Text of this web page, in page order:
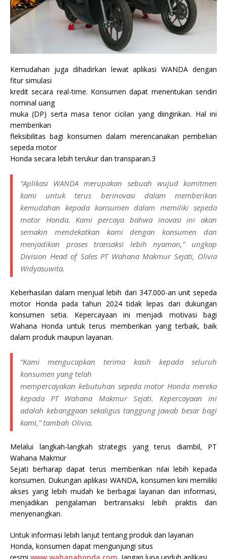
Kemudahan juga dihadirkan lewat aplikasi WANDA dengan
fitur simulasi
kredit secara real-time. Konsumen dapat menentukan sendiri
nominal uang
muka (DP) serta masa tenor cicilan yang diinginkan. Hal ini
memberikan
fleksibilitas bagi konsumen dalam merencanakan pembelian
sepeda motor
Honda secara lebih terukur dan transparan.3
“Aplikasi WANDA merupakan sebuah wujud komitmen
kami untuk terus berinovasi dalam memberikan
kemudahan kepada konsumen dalam memiliki sepeda
motor Honda. Kami percaya bahwa inovasi ini akan
semakin mendekatkan kami dengan konsumen dan
menjadikan proses transaksi lebih nyaman,” ungkap
Division Head of Sales PT Wahana Makmur Sejati, Olivia
Widyasuwita.
Keberhasilan dalam menjual lebih dari 347.000-an unit sepeda
motor Honda pada tahun 2024 tidak lepas dari dukungan
konsumen setia. Kepercayaan ini menjadi motivasi bagi
Wahana Honda untuk terus memberikan yang terbaik, baik
dalam produk maupun layanan.
“Kami mengucapkan terima kasih kepada seluruh
konsumen yang telah
mempercayakan kebutuhan sepeda motor Honda mereka
kepada PT Wahana Makmur Sejati. Kepercayaan ini
adalah kebanggaan sekaligus tanggung jawab besar bagi
kami,” tambah Olivia.
Melalui langkah-langkah strategis yang terus diambil, PT
Wahana Makmur
Sejati berharap dapat terus memberikan nilai lebih kepada
konsumen. Dukungan aplikasi WANDA, konsumen kini memiliki
akses yang lebih mudah ke berbagai layanan dan informasi,
menjadikan pengalaman bertransaksi lebih praktis dan
menyenangkan.
Untuk informasi lebih lanjut tentang produk dan layanan
Honda, konsumen dapat mengunjungi situs